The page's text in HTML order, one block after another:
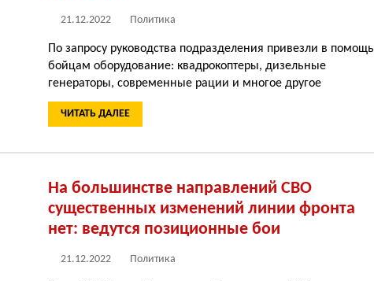
21.12.2022 Политика
По запросу руководства подразделения привезли в помощь
бойцам оборудование: квадрокоптеры, дизельные
генераторы, современные рации и многое другое
ЧИТАТЬ ДАЛЕЕ
На большинстве направлений СВО
существенных изменений линии фронта
нет: ведутся позиционные бои
21.12.2022 Политика